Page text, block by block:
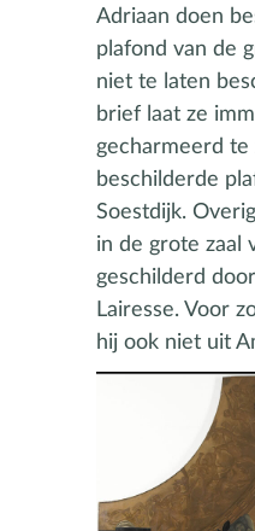
Adriaan doen
plafond van de
niet te laten
brief laat ze
gecharmeerd te
beschilderde
Soestdijk.
in de grote zaal
geschilderd
Lairesse. Voor
hij ook niet uit